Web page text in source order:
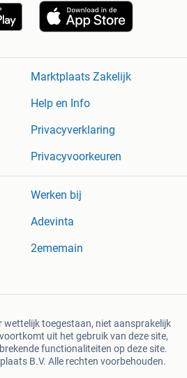
Marktplaats Zakelijk
Help en Info
Privacyverklaring
Privacyvoorkeuren
Werken bij
Adevinta
2ememain
wettelijk toegestaan, niet aansprakelijk
uit het gebruik van deze site,
functionaliteiten op deze site.
B.V. Alle rechten voorbehouden.